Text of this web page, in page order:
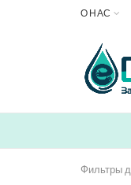
О НАС
Фильтры